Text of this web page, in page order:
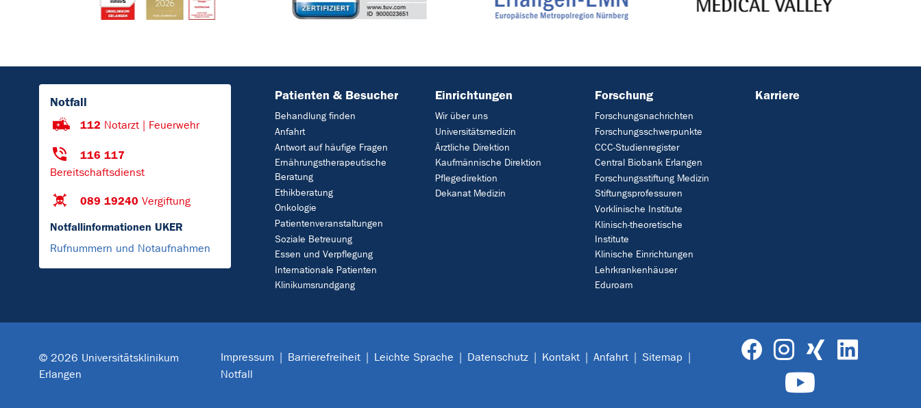
Notfall
112 Notarzt | Feuerwehr
116 117
Bereitschaftsdienst
089 19240 Vergiftung
Notfallinformationen UKER
Rufnummern und Notaufnahmen
Patienten & Besucher
Behandlung finden
Anfahrt
Antwort auf häufige Fragen
Ernährungstherapeutische
Beratung
Ethikberatung
Onkologie
Patientenveranstaltungen
Soziale Betreuung
Essen und Verpflegung
Internationale Patienten
Klinikumsrundgang
Einrichtungen
Wir über uns
Universitätsmedizin
Ärztliche Direktion
Kaufmännische Direktion
Pflegedirektion
Dekanat Medizin
Forschung
Forschungsnachrichten
Forschungsschwerpunkte
CCC-Studienregister
Central Biobank Erlangen
Forschungsstiftung Medizin
Stiftungsprofessuren
Vorklinische Institute
Klinisch-theoretische
Institute
Klinische Einrichtungen
Lehrkrankenhäuser
Eduroam
Karriere
© 2026 Universitätsklinikum
Erlangen
Impressum Barrierefreiheit Leichte Sprache Datenschutz Kontakt Anfahrt
Sitemap
Notfall